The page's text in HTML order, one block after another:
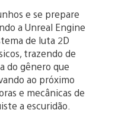
e se prepare
a Unreal Engine
de luta 2D
trazendo de
do gênero que
ao próximo
e mecânicas de
a escuridão.